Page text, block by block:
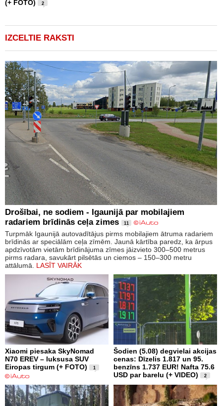
(+ FOTO) 2
IZCELTIE RAKSTI
Drošībai, ne sodiem - Igaunijā par mobilajiem
radariem brīdinās ceļa zimes
11
Turpmāk Igaunijā autovadītājus pirms mobilajiem ātruma radariem
brīdinās ar speciālām ceļa zīmēm. Jaunā kārtība paredz, ka ārpus
apdzīvotām vietām brīdinājuma zīmes jāizvieto 300–500 metrus
pirms radara, savukārt pilsētās un ciemos – 150–300 metru
attālumā. LASĪT VAIRĀK
Xiaomi piesaka SkyNomad
N70 EREV – luksusa SUV
Eiropas tirgum (+ FOTO)
1
Šodien (5.08) degvielai akcijas
cenas: Dīzelis 1.817 un 95.
benzīns 1.737 EUR! Nafta 75.6
USD par barelu (+ VIDEO)
2